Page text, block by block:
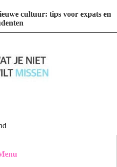
cultuur: tips voor expats en